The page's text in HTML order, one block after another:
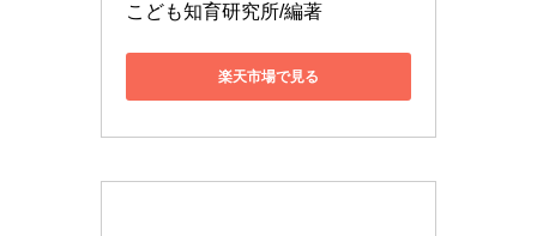
こども知育研究所/編著
楽天市場で見る